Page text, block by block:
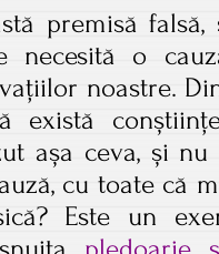
premisă
necesită o
noastre.
există
așa ceva, și
cu toate că
Este un